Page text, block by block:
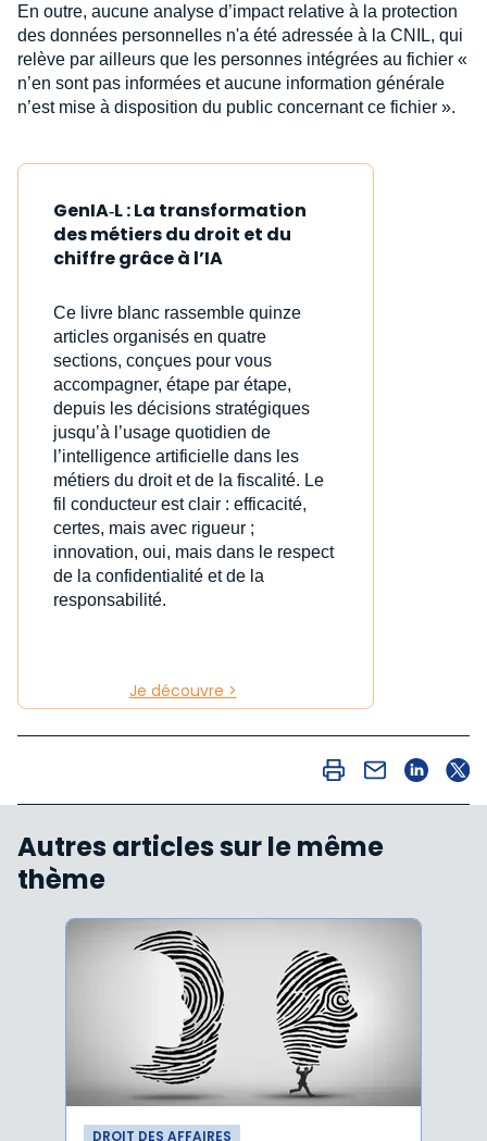
En outre, aucune analyse d’impact relative à la protection
des données personnelles n'a été adressée à la CNIL, qui
relève par ailleurs que les personnes intégrées au fichier «
n’en sont pas informées et aucune information générale
n’est mise à disposition du public concernant ce fichier ».
GenIA‑L : La transformation
des métiers du droit et du
chiffre grâce à l’IA
Ce livre blanc rassemble quinze
articles organisés en quatre
sections, conçues pour vous
accompagner, étape par étape,
depuis les décisions stratégiques
jusqu’à l’usage quotidien de
l’intelligence artificielle dans les
métiers du droit et de la fiscalité. Le
fil conducteur est clair : efficacité,
certes, mais avec rigueur ;
innovation, oui, mais dans le respect
de la confidentialité et de la
responsabilité.
Je découvre >
Autres articles sur le même
thème
DROIT DES AFFAIRES